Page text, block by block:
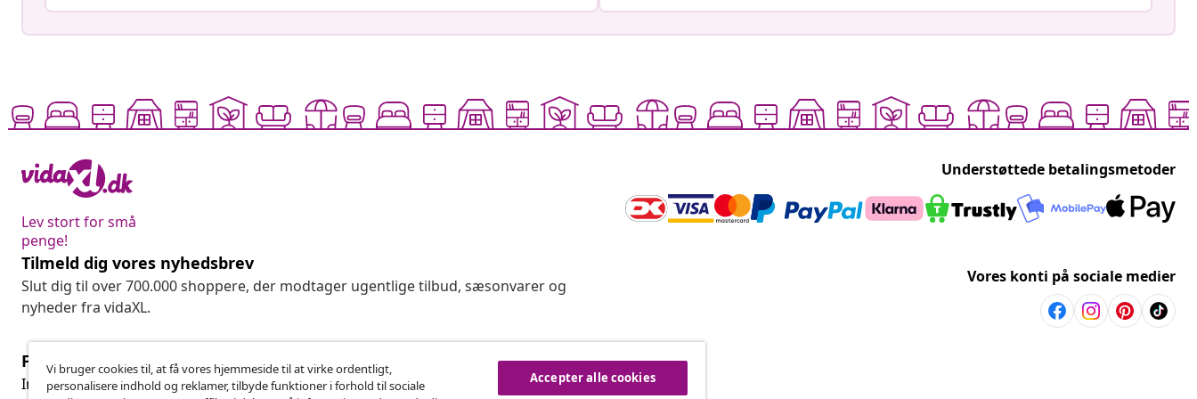
Lev stort for små
penge!
Understøttede betalingsmetoder
Tilmeld dig vores nyhedsbrev
Slut dig til over 700.000 shoppere, der modtager ugentlige tilbud, sæsonvarer og
nyheder fra vidaXL.
Vores konti på sociale medier
Fortryd køb
Indsend en anmodning om at fortryde din ordre.
Fortryd køb
Vi bruger cookies til, at få vores hjemmeside til at virke ordentligt,
personalisere indhold og reklamer, tilbyde funktioner i forhold til sociale
Accepter alle cookies